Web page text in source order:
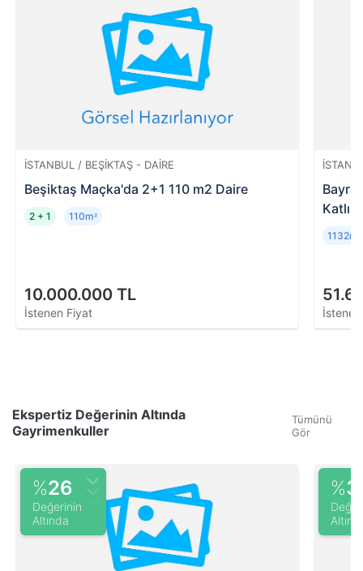
İSTANBUL / BEŞIKTAŞ - DAIRE
Beşiktaş Maçka'da 2+1 110 m2 Daire
10.000.000 TL
İstenen Fiyat
2 + 1 110m²
Katlı
1132m
Ekspertiz Değerinin Altında
Gayrimenkuller
Tümünü
Gör
%26
Değerinin
Altında
%